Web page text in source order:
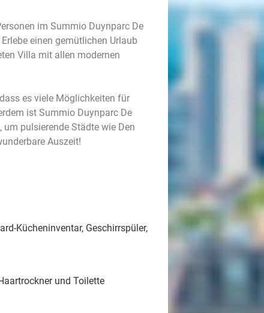
im Summio Duynparc De
einen gemütlichen Urlaub
Villa mit allen modernen
es viele Möglichkeiten für
ist Summio Duynparc De
um pulsierende Städte wie Den
Auszeit!
Kücheninventar, Geschirrspüler,
und Toilette